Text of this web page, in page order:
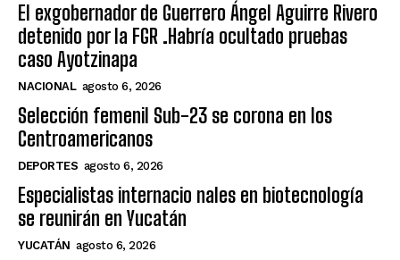
El exgobernador de Guerrero Ángel Aguirre Rivero
detenido por la FGR .Habría ocultado pruebas
caso Ayotzinapa
NACIONAL agosto 6, 2026
Selección femenil Sub-23 se corona en los
Centroamericanos
DEPORTES agosto 6, 2026
Especialistas internacio nales en biotecnología
se reunirán en Yucatán
YUCATÁN agosto 6, 2026